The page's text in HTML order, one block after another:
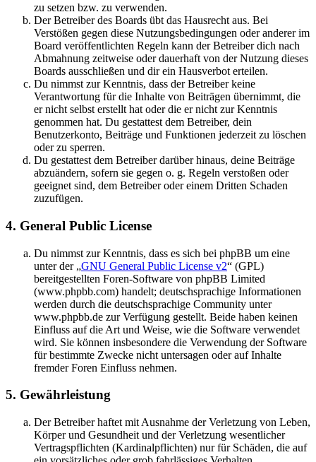
zu setzen bzw. zu verwenden.
Der Betreiber des Boards übt das Hausrecht aus. Bei
Verstößen gegen diese Nutzungsbedingungen oder anderer im
Board veröffentlichten Regeln kann der Betreiber dich nach
Abmahnung zeitweise oder dauerhaft von der Nutzung dieses
Boards ausschließen und dir ein Hausverbot erteilen.
Du nimmst zur Kenntnis, dass der Betreiber keine
Verantwortung für die Inhalte von Beiträgen übernimmt, die
er nicht selbst erstellt hat oder die er nicht zur Kenntnis
genommen hat. Du gestattest dem Betreiber, dein
Benutzerkonto, Beiträge und Funktionen jederzeit zu löschen
oder zu sperren.
Du gestattest dem Betreiber darüber hinaus, deine Beiträge
abzuändern, sofern sie gegen o. g. Regeln verstoßen oder
geeignet sind, dem Betreiber oder einem Dritten Schaden
zuzufügen.
4. General Public License
Du nimmst zur Kenntnis, dass es sich bei phpBB um eine
unter der „GNU General Public License v2“ (GPL)
bereitgestellten Foren-Software von phpBB Limited
(www.phpbb.com) handelt; deutschsprachige Informationen
werden durch die deutschsprachige Community unter
www.phpbb.de zur Verfügung gestellt. Beide haben keinen
Einfluss auf die Art und Weise, wie die Software verwendet
wird. Sie können insbesondere die Verwendung der Software
für bestimmte Zwecke nicht untersagen oder auf Inhalte
fremder Foren Einfluss nehmen.
5. Gewährleistung
Der Betreiber haftet mit Ausnahme der Verletzung von Leben,
Körper und Gesundheit und der Verletzung wesentlicher
Vertragspflichten (Kardinalpflichten) nur für Schäden, die auf